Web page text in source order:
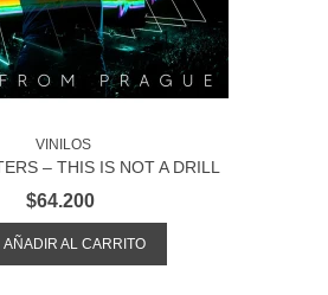
VINILOS
– THIS IS NOT A DRILL
FROM PRAGUE)
$64.200
AÑADIR AL CARRITO